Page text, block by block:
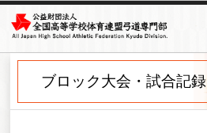
ブロック大会・試合記録